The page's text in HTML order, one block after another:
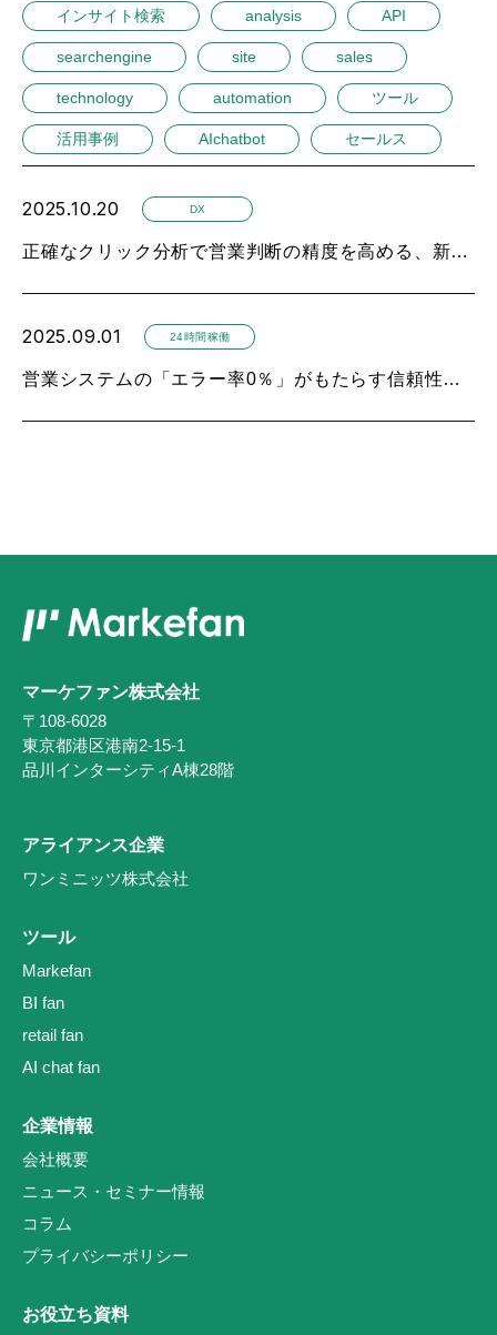
インサイト検索 analysis API
searchengine site sales
technology automation ツール
活用事例 AIchatbot セールス
2025.10.20 DX
正確なクリック分析で営業判断の精度を高める、新たなアルゴリズム追加
2025.09.01 24時間稼働
営業システムの「エラー率0％」がもたらす信頼性とSEO効果
マーケファン株式会社
〒108-6028
東京都港区港南2-15-1
品川インターシティA棟28階
アライアンス企業
ワンミニッツ株式会社
ツール
Markefan
BI fan
retail fan
AI chat fan
企業情報
会社概要
ニュース・セミナー情報
コラム
プライバシーポリシー
お役立ち資料